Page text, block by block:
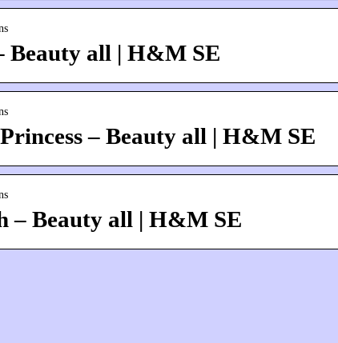
Beauty all | H&M SE
– Beauty all | H&M SE
– Beauty all | H&M SE